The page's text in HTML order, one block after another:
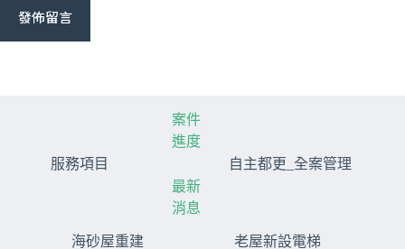
發佈留言
服務項目
案件
進度
最新
消息
自主都更_全案管理
海砂屋重建 老屋新設電梯